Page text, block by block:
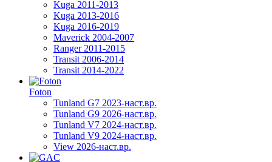
Kuga 2011-2013
Kuga 2013-2016
Kuga 2016-2019
Maverick 2004-2007
Ranger 2011-2015
Transit 2006-2014
Transit 2014-2022
Foton
Tunland G7 2023-наст.вр.
Tunland G9 2026-наст.вр.
Tunland V7 2024-наст.вр.
Tunland V9 2024-наст.вр.
View 2026-наст.вр.